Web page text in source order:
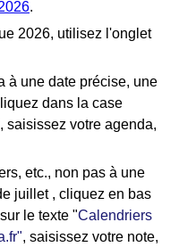
.
2026, utilisez l'onglet
à une date précise, une
dans la case
saisissez votre agenda,
etc., non pas à une
juillet , cliquez en bas
le texte "Calendriers
, saisissez votre note,